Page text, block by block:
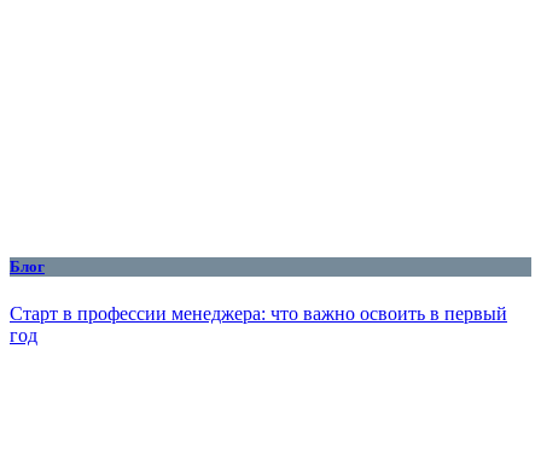
Блог
Старт в профессии менеджера: что важно освоить в первый
год